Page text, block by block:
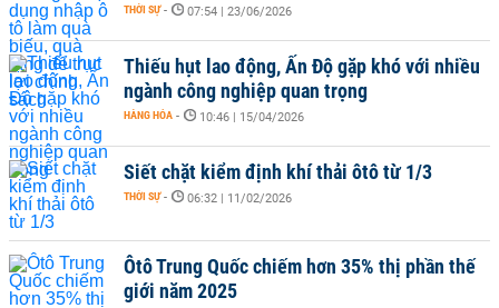
THỜI SỰ - 07:54 | 23/06/2026
Thiếu hụt lao động, Ấn Độ gặp khó với nhiều
ngành công nghiệp quan trọng
HÀNG HÓA - 10:46 | 15/04/2026
Siết chặt kiểm định khí thải ôtô từ 1/3
THỜI SỰ - 06:32 | 11/02/2026
Ôtô Trung Quốc chiếm hơn 35% thị phần thế
giới năm 2025